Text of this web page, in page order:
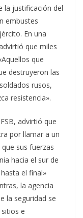
la justificación del
embustes
En una
que miles
que
destruyeron las
rusos,
resistencia».
advirtió que
por llamar a un
sus fuerzas
hacia el sur de
el final»
la agencia
la seguridad se
e